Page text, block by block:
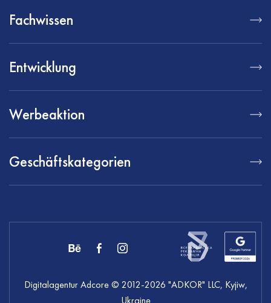
Fachwissen
Entwicklung
Werbeaktion
Geschäftskategorien
Digitalagentur Adcore© 2012-2026 "ADKOR" LLC, Kyjiw,
Ukraine